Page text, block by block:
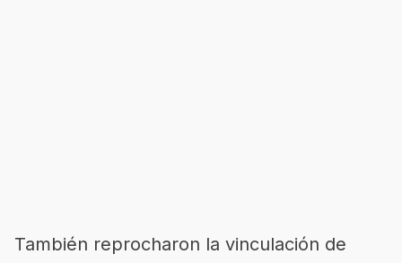
También reprocharon la vinculación de